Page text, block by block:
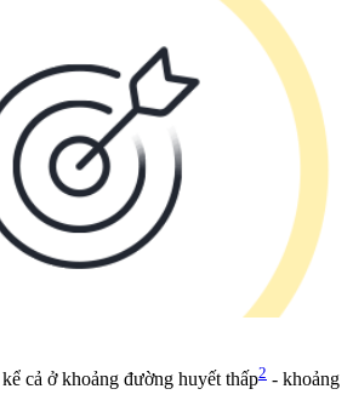
cả ở khoảng đường huyết thấp2 - khoảng